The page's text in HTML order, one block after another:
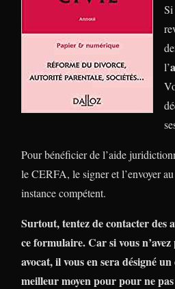
Si
l’
Pour bénéficier de l’aide
le CERFA, le signer et l’envoyer
instance compétent.
Surtout, tentez de contacter des
ce formulaire. Car si vous n’avez
avocat, il vous en sera désigné un
meilleur moyen pour pour ne